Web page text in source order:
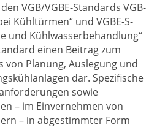
VGB/VGBE-Standards VGB-
Kühltürmen“ und VGBE-S-
und Kühlwasserbehandlung“
einen Beitrag zum
Planung, Auslegung und
dar. Spezifische
sowie
– im Einvernehmen von
– in abgestimmter Form